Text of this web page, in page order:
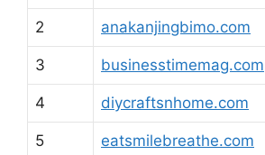
2 anakanjingbimo.com
3 businesstimemag.com
4 diycraftsnhome.com
5 eatsmilebreathe.com